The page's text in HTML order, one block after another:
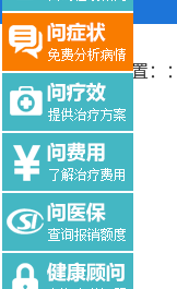
当前位置：：